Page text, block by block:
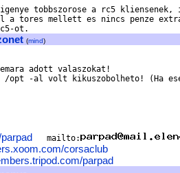
tobbszorose a rc5
a tores mellett es nincs penze
(mind)
adott valaszokat!
/opt -al volt kikuszobolheto! (Ha
   mailto:
corsaclub
parpad